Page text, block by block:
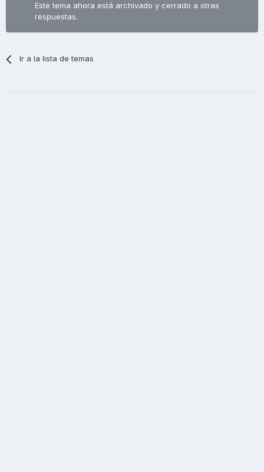
Este tema ahora está archivado y cerrado a otras
respuestas.
Ir a la lista de temas